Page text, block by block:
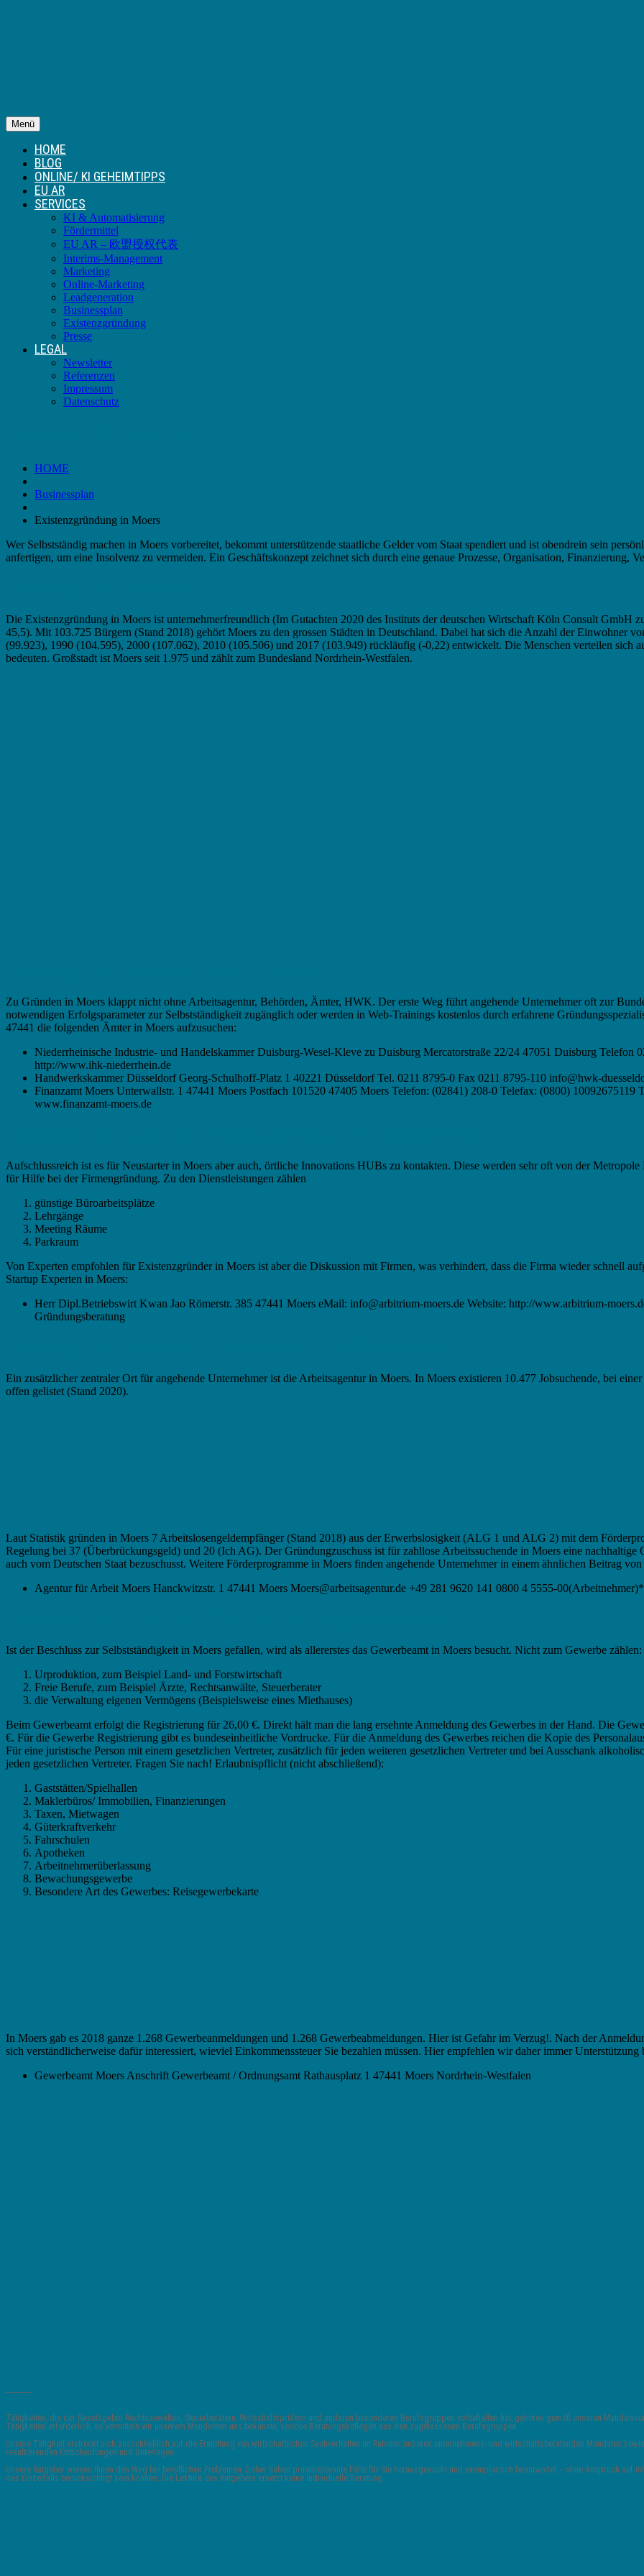
Menü
HOME
BLOG
ONLINE/ KI GEHEIMTIPPS
EU AR
SERVICES
KI & Automatisierung
Fördermittel
EU AR – 欧盟授权代表
Interims-Management
Marketing
Online-Marketing
Leadgeneration
Businessplan
Existenzgründung
Presse
LEGAL
Newsletter
Referenzen
Impressum
Datenschutz
HOME
Businessplan
Existenzgründung in Moers
Wer Selbstständig machen in Moers vorbereitet, bekommt unterstützende staatliche Gelder vom Staat spendiert und ist obendrein sein
anfertigen, um eine Insolvenz zu vermeiden. Ein Geschäftskonzept zeichnet sich durch eine genaue Prozesse, Organisation, Finanzierung,
Die Existenzgründung in Moers ist unternehmerfreundlich (Im Gutachten 2020 des Instituts der deutschen Wirtschaft Köln Consult GmbH
45,5). Mit 103.725 Bürgern (Stand 2018) gehört Moers zu den grossen Städten in Deutschland. Dabei hat sich die Anzahl der Einwohner
(99.923), 1990 (104.595), 2000 (107.062), 2010 (105.506) und 2017 (103.949) rückläufig (-0,22) entwickelt. Die Menschen verteilen sich
bedeuten. Großstadt ist Moers seit 1.975 und zählt zum Bundesland Nordrhein-Westfalen.
Zu Gründen in Moers klappt nicht ohne Arbeitsagentur, Behörden, Ämter, HWK. Der erste Weg führt angehende Unternehmer oft zur
notwendigen Erfolgsparameter zur Selbstständigkeit zugänglich oder werden in Web-Trainings kostenlos durch erfahrene
47441 die folgenden Ämter in Moers aufzusuchen:
Niederrheinische Industrie- und Handelskammer Duisburg-Wesel-Kleve zu Duisburg Mercatorstraße 22/24 47051 Duisburg
http://www.ihk-niederrhein.de
Handwerkskammer Düsseldorf Georg-Schulhoff-Platz 1 40221 Düsseldorf Tel. 0211 8795-0 Fax 0211 8795-110 info@hwk-
Finanzamt Moers Unterwallstr. 1 47441 Moers Postfach 101520 47405 Moers Telefon: (02841) 208-0 Telefax: (0800)
www.finanzamt-moers.de
Aufschlussreich ist es für Neustarter in Moers aber auch, örtliche Innovations HUBs zu kontakten. Diese werden sehr oft von der
für Hilfe bei der Firmengründung. Zu den Dienstleistungen zählen
günstige Büroarbeitsplätze
Lehrgänge
Meeting Räume
Parkraum
Von Experten empfohlen für Existenzgründer in Moers ist aber die Diskussion mit Firmen, was verhindert, dass die Firma wieder schnell
Startup Experten in Moers:
Herr Dipl.Betriebswirt Kwan Jao Römerstr. 385 47441 Moers eMail: info@arbitrium-moers.de Website: http://www.arbitrium-
Gründungsberatung
Ein zusätzlicher zentraler Ort für angehende Unternehmer ist die Arbeitsagentur in Moers. In Moers existieren 10.477 Jobsuchende, bei
offen gelistet (Stand 2020).
Laut Statistik gründen in Moers 7 Arbeitslosengeldempfänger (Stand 2018) aus der Erwerbslosigkeit (ALG 1 und ALG 2) mit dem
Regelung bei 37 (Überbrückungsgeld) und 20 (Ich AG). Der Gründungzuschuss ist für zahllose Arbeitssuchende in Moers eine
auch vom Deutschen Staat bezuschusst. Weitere Förderprogramme in Moers finden angehende Unternehmer in einem ähnlichen Beitrag von
Agentur für Arbeit Moers Hanckwitzstr. 1 47441 Moers Moers@arbeitsagentur.de +49 281 9620 141 0800 4 5555-
Ist der Beschluss zur Selbstständigkeit in Moers gefallen, wird als allererstes das Gewerbeamt in Moers besucht. Nicht zum Gewerbe zählen:
Urproduktion, zum Beispiel Land- und Forstwirtschaft
Freie Berufe, zum Beispiel Ärzte, Rechtsanwälte, Steuerberater
die Verwaltung eigenen Vermögens (Beispielsweise eines Miethauses)
Beim Gewerbeamt erfolgt die Registrierung für 26,00 €. Direkt hält man die lang ersehnte Anmeldung des Gewerbes in der Hand. Die
€. Für die Gewerbe Registrierung gibt es bundeseinheitliche Vordrucke. Für die Anmeldung des Gewerbes reichen die Kopie des
Für eine juristische Person mit einem gesetzlichen Vertreter, zusätzlich für jeden weiteren gesetzlichen Vertreter und bei Ausschank
jeden gesetzlichen Vertreter. Fragen Sie nach! Erlaubnispflicht (nicht abschließend):
Gaststätten/Spielhallen
Maklerbüros/ Immobilien, Finanzierungen
Taxen, Mietwagen
Güterkraftverkehr
Fahrschulen
Apotheken
Arbeitnehmerüberlassung
Bewachungsgewerbe
Besondere Art des Gewerbes: Reisegewerbekarte
In Moers gab es 2018 ganze 1.268 Gewerbeanmeldungen und 1.268 Gewerbeabmeldungen. Hier ist Gefahr im Verzug!. Nach der
sich verständlicherweise dafür interessiert, wieviel Einkommenssteuer Sie bezahlen müssen. Hier empfehlen wir daher immer
Gewerbeamt Moers Anschrift Gewerbeamt / Ordnungsamt Rathausplatz 1 47441 Moers Nordrhein-Westfalen
Tätigkeiten, die der Gesetzgeber Rechtsanwälten, Steuerberatern, Wirtschaftsprüfern und anderen besonderen Berufsgruppen vorbehalten hat, gehören gemäß unseren
Tätigkeiten erforderlich, so vermitteln wir unserem Mandanten uns bekannte, seriöse Beratungskollegen aus den zugelassenen Berufsgruppen.
Unsere Tätigkeit erstreckt sich ausschließlich auf die Ermittlung von wirtschaftlichen Sachverhalten im Rahmen unseres unternehmens- und wirtschaftsberatenden Mandates
resultierenden Entscheidungen und Unterlagen.
Unsere Ratgeber weisen Ihnen den Weg bei beruflichen Problemen. Daher haben praxisrelevante Fälle für Sie herausgesucht und exemplarisch beantwortet – ohne Anspruch
des Einzelfalls berücksichtigt sein können. Die Lektüre des Ratgebers ersetzt keine individuelle Beratung.